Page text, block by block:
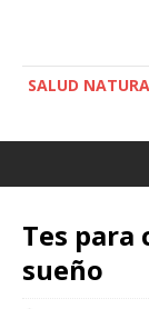
SALUD
Tes
sueño